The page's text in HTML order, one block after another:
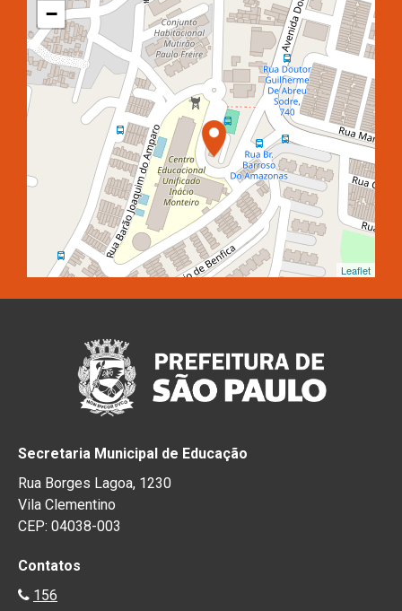
−
Leaflet
Secretaria Municipal de Educação
Rua Borges Lagoa, 1230
Vila Clementino
CEP: 04038-003
Contatos
156